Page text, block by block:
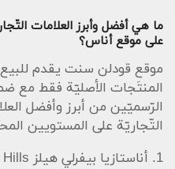
ما هي أفضل وأبرز العلامات
على موقع أناس؟
موقع قودلن سنت يقدم
المنتَجات الأصليّة فقط مع
الرّسميّين من أبرز وأفضل
التّجاريّة على المستويين